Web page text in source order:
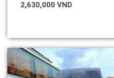
2,630,000 VND